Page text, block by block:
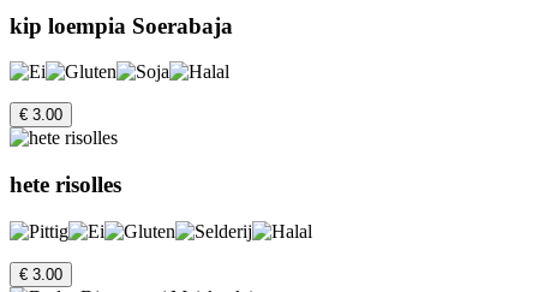
kip loempia Soerabaja
€ 3.00
hete risolles
€ 3.00